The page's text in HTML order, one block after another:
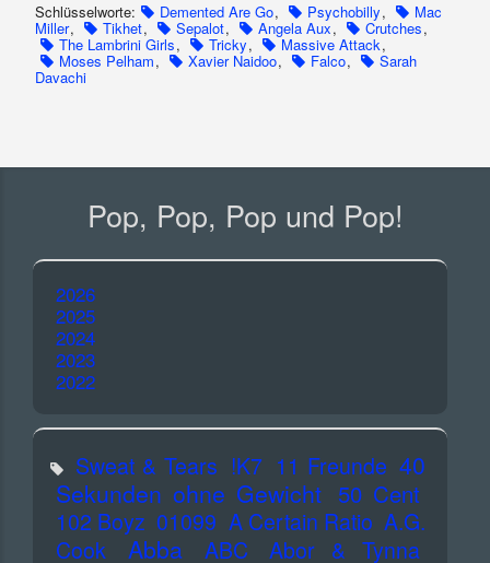
Schlüsselworte: Demented Are Go, Psychobilly, Mac
Miller, Tikhet, Sepalot, Angela Aux, Crutches,
The Lambrini Girls, Tricky, Massive Attack,
Moses Pelham, Xavier Naidoo, Falco, Sarah
Davachi
Pop, Pop, Pop und Pop!
2026
2025
2024
2023
2022
Sweat & Tears !K7 11 Freunde 40
Sekunden ohne Gewicht 50 Cent
102 Boyz 01099 A Certain Ratio A.G.
Cook
Abba ABC
Abor & Tynna